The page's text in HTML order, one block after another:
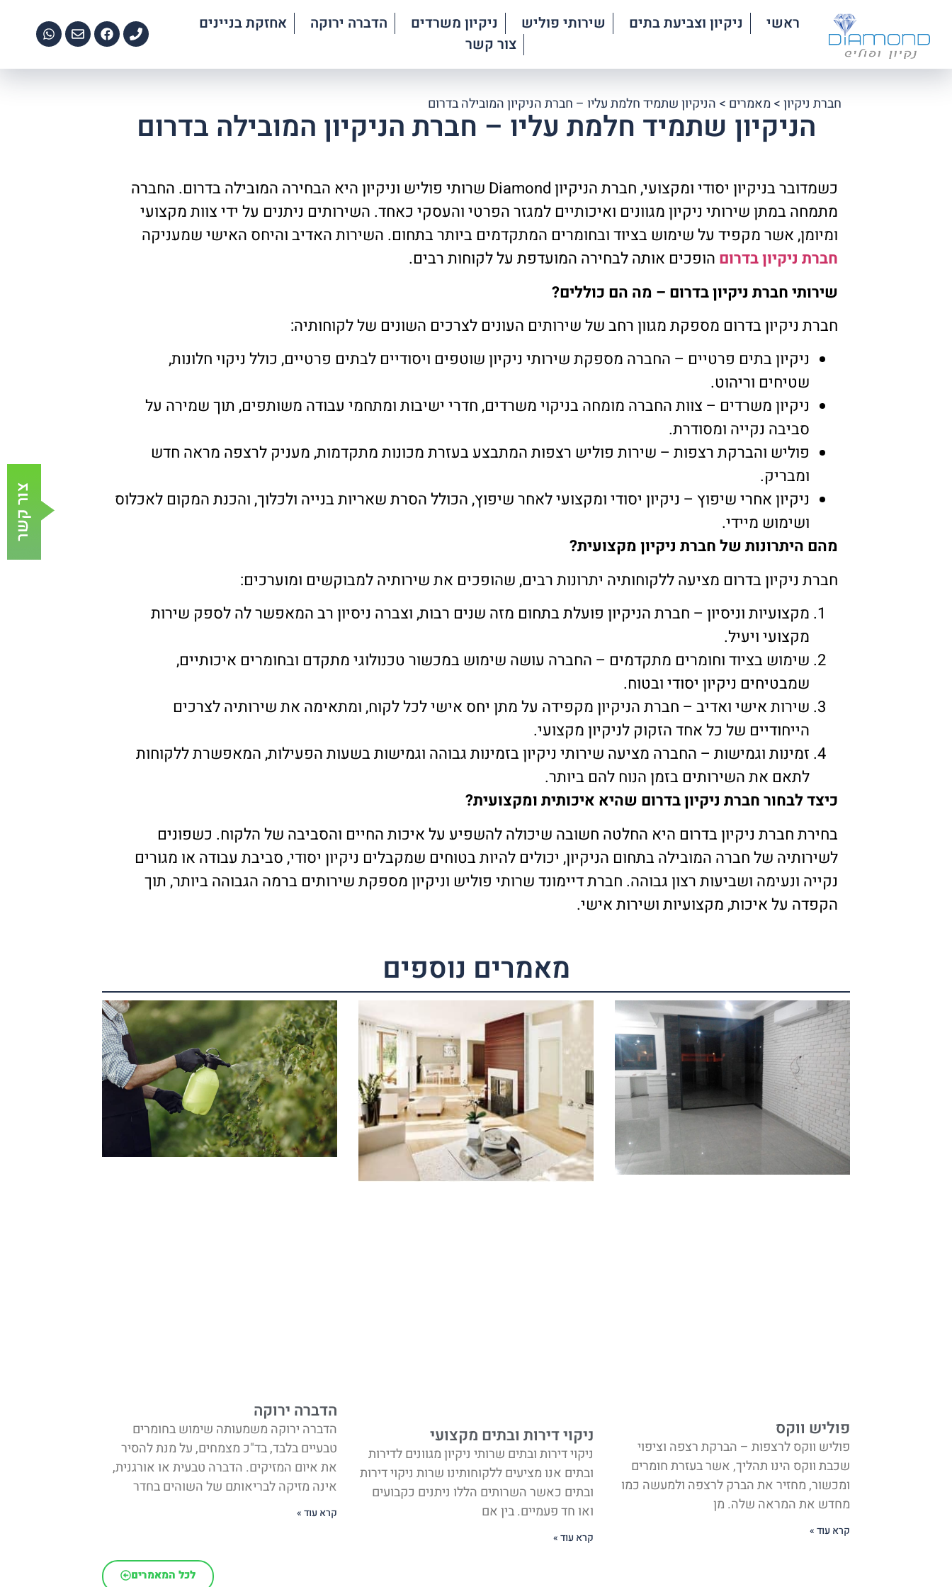
ראשי ניקיון וצביעת בתים שירותי פוליש ניקיון משרדים הדברה ירוקה
אחזקת בניינים
צור קשר
חברת ניקיון> מאמרים > הניקיון שתמיד חלמת עליו – חברת הניקיון המובילה בדרום
הניקיון שתמיד חלמת עליו – חברת הניקיון המובילה בדרום
כשמדובר בניקיון יסודי ומקצועי, חברת הניקיון Diamond שרותי פוליש וניקיון היא הבחירה המובילה בדרום. החברה
מתמחה במתן שירותי ניקיון מגוונים ואיכותיים למגזר הפרטי והעסקי כאחד. השירותים ניתנים על ידי צוות מקצועי
ומיומן, אשר מקפיד על שימוש בציוד ובחומרים המתקדמים ביותר בתחום. השירות האדיב והיחס האישי שמעניקה
חברת ניקיון בדרום הופכים אותה לבחירה המועדפת על לקוחות רבים.
שירותי חברת ניקיון בדרום – מה הם כוללים?
חברת ניקיון בדרום מספקת מגוון רחב של שירותים העונים לצרכים השונים של לקוחותיה:
ניקיון בתים פרטיים – החברה מספקת שירותי ניקיון שוטפים ויסודיים לבתים פרטיים, כולל ניקוי חלונות,
שטיחים וריהוט.
ניקיון משרדים – צוות החברה מומחה בניקוי משרדים, חדרי ישיבות ומתחמי עבודה משותפים, תוך שמירה על
סביבה נקייה ומסודרת.
פוליש והברקת רצפות – שירות פוליש רצפות המתבצע בעזרת מכונות מתקדמות, מעניק לרצפה מראה חדש
ומבריק.
ניקיון אחרי שיפוץ – ניקיון יסודי ומקצועי לאחר שיפוץ, הכולל הסרת שאריות בנייה ולכלוך, והכנת המקום לאכלוס
ושימוש מיידי.
מהם היתרונות של חברת ניקיון מקצועית?
חברת ניקיון בדרום מציעה ללקוחותיה יתרונות רבים, שהופכים את שירותיה למבוקשים ומוערכים:
מקצועיות וניסיון – חברת הניקיון פועלת בתחום מזה שנים רבות, וצברה ניסיון רב המאפשר לה לספק שירות
מקצועי ויעיל.
שימוש בציוד וחומרים מתקדמים – החברה עושה שימוש במכשור טכנולוגי מתקדם ובחומרים איכותיים,
שמבטיחים ניקיון יסודי ובטוח.
שירות אישי ואדיב – חברת הניקיון מקפידה על מתן יחס אישי לכל לקוח, ומתאימה את שירותיה לצרכים
הייחודיים של כל אחד הזקוק לניקיון מקצועי.
זמינות וגמישות – החברה מציעה שירותי ניקיון בזמינות גבוהה וגמישות בשעות הפעילות, המאפשרת ללקוחות
לתאם את השירותים בזמן הנוח להם ביותר.
כיצד לבחור חברת ניקיון בדרום שהיא איכותית ומקצועית?
בחירת חברת ניקיון בדרום היא החלטה חשובה שיכולה להשפיע על איכות החיים והסביבה של הלקוח. כשפונים
לשירותיה של חברה המובילה בתחום הניקיון, יכולים להיות בטוחים שמקבלים ניקיון יסודי, סביבת עבודה או מגורים
נקייה ונעימה ושביעות רצון גבוהה. חברת דיימונד שרותי פוליש וניקיון מספקת שירותים ברמה הגבוהה ביותר, תוך
הקפדה על איכות, מקצועיות ושירות אישי.
מאמרים נוספים
פוליש ווקס
פוליש ווקס לרצפות – הברקת רצפה וציפוי
שכבת ווקס הינו תהליך, אשר בעזרת חומרים
ומכשור, מחזיר את הברק לרצפה ולמעשה כמו
מחדש את המראה שלה. מן
קרא עוד »
ניקוי דירות ובתים מקצועי
ניקוי דירות ובתים שרותי ניקיון מגוונים לדירות
ובתים אנו מציעים ללקוחותינו שרות ניקוי דירות
ובתים כאשר השרותים הללו ניתנים כקבועים
ואו חד פעמיים. בין אם
קרא עוד »
הדברה ירוקה
הדברה ירוקה משמעותה שימוש בחומרים
טבעיים בלבד, בד"כ מצמחים, על מנת להסיר
את איום המזיקים. הדברה טבעית או אורגנית,
אינה מזיקה לבריאותם של השוהים בחדר
קרא עוד »
לכל המאמרים